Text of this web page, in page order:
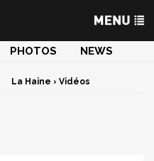
PHOTOS
NEWS
La Haine › Vidéos